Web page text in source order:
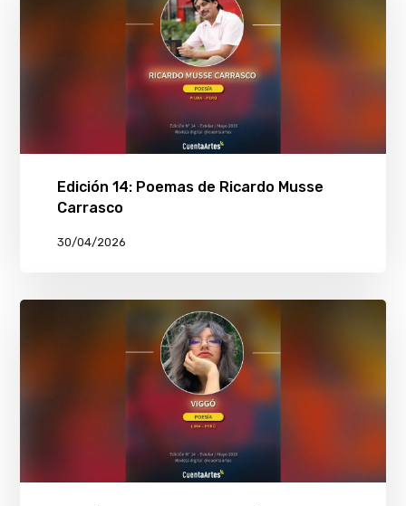
Edición 14: Poemas de Ricardo Musse
Carrasco
30/04/2026